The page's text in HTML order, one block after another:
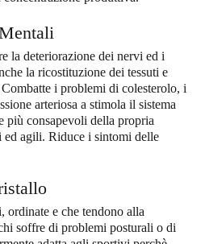
la deteriorazione dei nervi ed i
la ricostituzione dei tessuti e
i problemi di colesterolo, i
arteriosa a stimola il sistema
più consapevoli della propria
ed agili. Riduce i sintomi delle
ordinate e che tendono alla
soffre di problemi posturali o di